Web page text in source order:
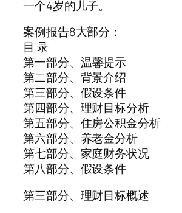
一个4岁的儿子。
案例报告8大部分：
目 录
第一部分、温馨提示
第二部分、背景介绍
第三部分、假设条件
第四部分、理财目标分析
第五部分、住房公积金分析
第六部分、养老金分析
第七部分、家庭财务状况
第八部分、假设条件
第三部分、理财目标概述